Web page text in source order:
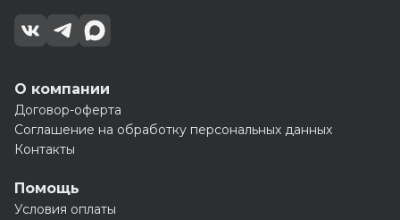
О компании
Договор-оферта
Соглашение на обработку персональных данных
Контакты
Помощь
Условия оплаты